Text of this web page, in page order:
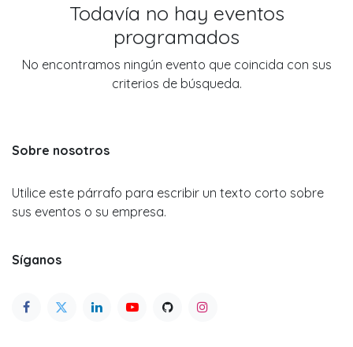
Todavía no hay eventos
programados
No encontramos ningún evento que coincida con sus
criterios de búsqueda.
Sobre nosotros
Utilice este párrafo para escribir un texto corto sobre
sus eventos o su empresa.
Síganos